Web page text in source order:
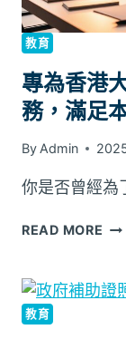
教育
專為香港
務，滿足
By Admin
你是否曾經為
READ MORE
教育